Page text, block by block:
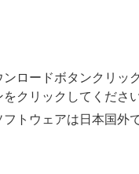
ウェアの使用許諾権者
本ソフトウェアに対す
使用制限
ンロードボタンクリッ
をクリックしてください
フトウェアは日本国外